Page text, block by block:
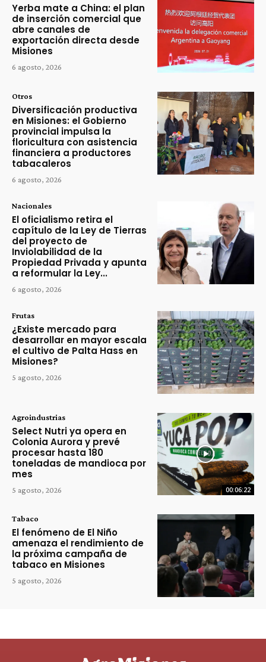
Yerba mate a China: el plan
de inserción comercial que
abre canales de
exportación directa desde
Misiones
6 agosto, 2026
Otros
Diversificación productiva
en Misiones: el Gobierno
provincial impulsa la
floricultura con asistencia
financiera a productores
tabacaleros
6 agosto, 2026
Nacionales
El oficialismo retira el
capítulo de la Ley de Tierras
del proyecto de
Inviolabilidad de la
Propiedad Privada y apunta
a reformular la Ley...
6 agosto, 2026
Frutas
¿Existe mercado para
desarrollar en mayor escala
el cultivo de Palta Hass en
Misiones?
5 agosto, 2026
00:06:22
Agroindustrias
Select Nutri ya opera en
Colonia Aurora y prevé
procesar hasta 180
toneladas de mandioca por
mes
5 agosto, 2026
Tabaco
El fenómeno de El Niño
amenaza el rendimiento de
la próxima campaña de
tabaco en Misiones
5 agosto, 2026